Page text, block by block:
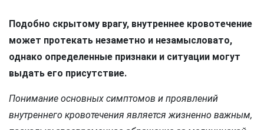
Подобно скрытому врагу, внутреннее кровотечение
может протекать незаметно и незамысловато,
однако определенные признаки и ситуации могут
выдать его присутствие.
Понимание основных симптомов и проявлений
внутреннего кровотечения является жизненно важным,